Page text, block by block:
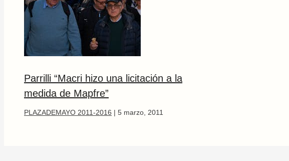
Parrilli “Macri hizo una licitación a la
medida de Mapfre”
PLAZADEMAYO 2011-2016 | 5 marzo, 2011